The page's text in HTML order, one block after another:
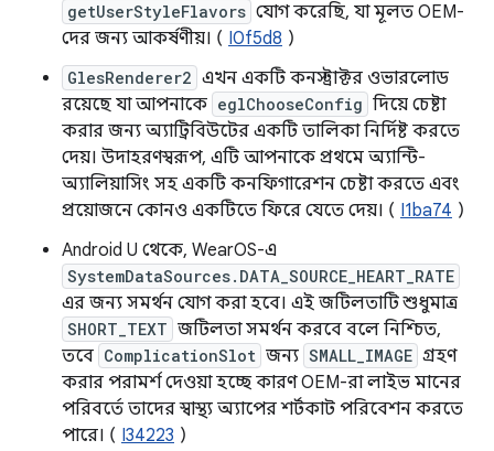
getUserStyleFlavors যোগ করেছি, যা মূলত OEM-
দের জন্য আকর্ষণীয়। ( I0f5d8 )
GlesRenderer2 এখন একটি কনস্ট্রাক্টর ওভারলোড
রয়েছে যা আপনাকে eglChooseConfig দিয়ে চেষ্টা
করার জন্য অ্যাট্রিবিউটের একটি তালিকা নির্দিষ্ট করতে
দেয়। উদাহরণস্বরূপ, এটি আপনাকে প্রথমে অ্যান্টি-
অ্যালিয়াসিং সহ একটি কনফিগারেশন চেষ্টা করতে এবং
প্রয়োজনে কোনও একটিতে ফিরে যেতে দেয়। ( I1ba74 )
Android U থেকে, WearOS-এ
SystemDataSources.DATA_SOURCE_HEART_RATE
এর জন্য সমর্থন যোগ করা হবে। এই জটিলতাটি শুধুমাত্র
SHORT_TEXT জটিলতা সমর্থন করবে বলে নিশ্চিত,
তবে ComplicationSlot জন্য SMALL_IMAGE গ্রহণ
করার পরামর্শ দেওয়া হচ্ছে কারণ OEM-রা লাইভ মানের
পরিবর্তে তাদের স্বাস্থ্য অ্যাপের শর্টকাট পরিবেশন করতে
পারে। ( I34223 )